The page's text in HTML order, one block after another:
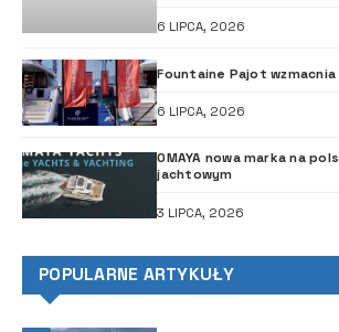
6 LIPCA, 2026
Fountaine Pajot
6 LIPCA, 2026
OMAYA nowa marka na
jachtowym
3 LIPCA, 2026
POPULARNE ARTYKUŁY